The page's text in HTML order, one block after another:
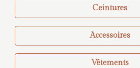
Ceintures
Accessoires
Vêtements